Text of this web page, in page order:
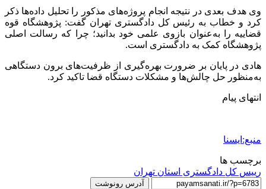
وی هدف بعدی در نتیجه انجام پروژه‌های مذکور را تحلیل داده‌ها ذکر
کرد و خطاب به رئیس کل دادگستری تهران گفت: پژوهشگاه قوه
قضاییه را به‌عنوان بازوی علمی خود بدانید؛ چرا که رسالت اصلی
پژوهشگاه کمک به دادگستری است.
هادی در پایان بر ضرورت بهره‌گیری از ظرفیت‌های برون دستگاهی
به‌منظور حل چالش‌ها و مشکلات دستگاه قضا تاکید کرد.
انتهای پیام
منبع:ایسنا
برچسب ها
رییس کل دادگستری استان تهران
آدرس رونوشت